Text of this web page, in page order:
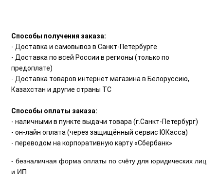
Способы получения заказа:
- Доставка и самовывоз в Санкт-Петербурге
- Доставка по всей России в регионы (только по
предоплате)
- Доставка товаров интернет магазина в Белоруссию,
Казахстан и другие страны ТС
Способы оплаты заказа:
- наличными в пункте выдачи товара (г.Санкт-Петербург)
- он-лайн оплата (через защищённый сервис ЮКасса)
- переводом на корпоративную карту «Сбербанк»
- безналичная форма оплаты по счёту для юридических лиц
и ИП